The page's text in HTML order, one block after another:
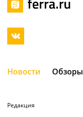
Новости Обзоры
Редакция